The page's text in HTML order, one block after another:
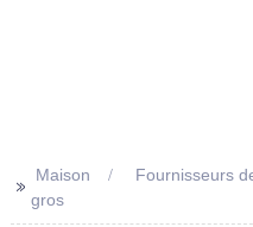
>> Maison
Fournisseurs
gros